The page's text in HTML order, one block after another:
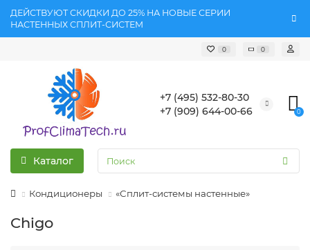
ДЕЙСТВУЮТ СКИДКИ ДО 25% НА НОВЫЕ СЕРИИ
НАСТЕННЫХ СПЛИТ-СИСТЕМ
0 0
+7 (495) 532-80-30
+7 (909) 644-00-66
0
Каталог
Кондиционеры «Сплит-системы настенные»
Chigo